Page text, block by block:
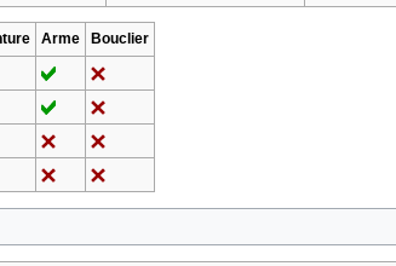
Arme
Bouclier